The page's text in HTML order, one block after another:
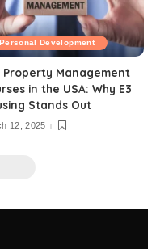
Personal Development
Property Management
in the USA: Why E3
Stands Out
12, 2025